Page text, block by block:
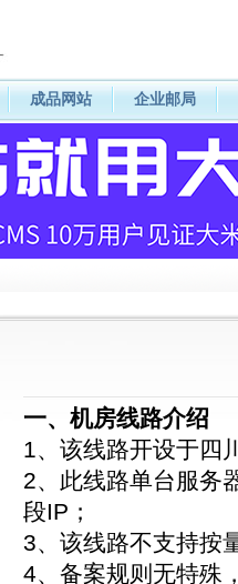
成品网站 企业邮局
一、机房线路介绍
1、该线路开设于四
2、此线路单台服务
段IP；
3、该线路不支持按
4、备案规则无特殊